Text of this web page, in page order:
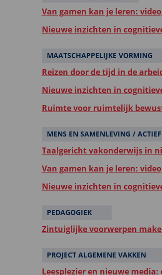
Van gamen kan je leren:
Nieuwe inzichten in
MAATSCHAPPELIJKE VORMING
Reizen door de tijd in de
Nieuwe inzichten in
Ruimte voor ruimtelijk
MENS EN SAMENLEVING /
Taalgericht vakonderwijs in
Van gamen kan je leren:
Nieuwe inzichten in
PEDAGOGIEK
Zintuiglijke voorwerpen
PROJECT ALGEMENE VAKKEN
Leesplezier en nieuwe